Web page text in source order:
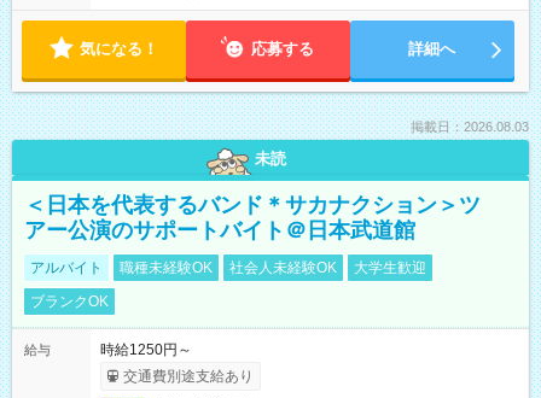
気になる！ 応募する 詳細へ
掲載日：2026.08.03
未読
＜日本を代表するバンド＊サカナクション＞ツ
アー公演のサポートバイト＠日本武道館
アルバイト 職種未経験OK 社会人未経験OK
大学生歓迎
ブランクOK
給与
時給1250円～
交通費別途支給あり